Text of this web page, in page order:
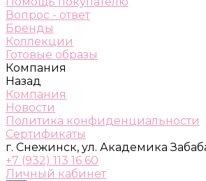
Вопрос - ответ
Бренды
Коллекции
Готовые образы
Компания
Назад
Компания
Новости
Политика конфиденциальности
Сертификаты
г. Снежинск, ул. Академика
+7 (932) 113 16 60
Личный кабинет